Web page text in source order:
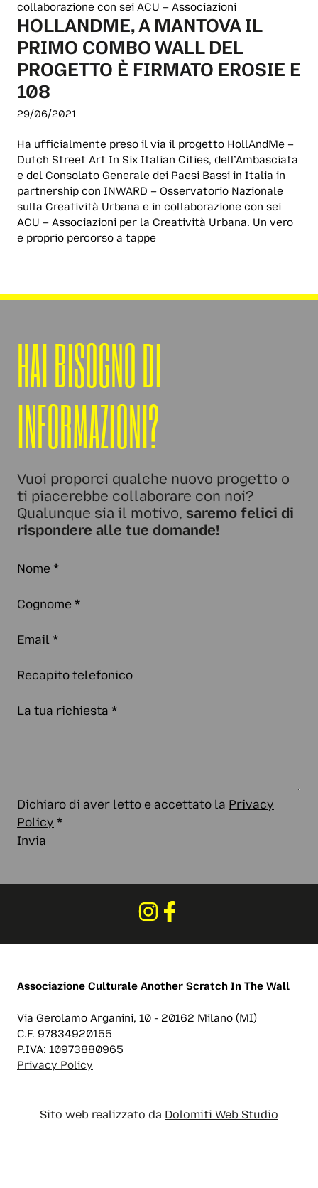
collaborazione con sei ACU – Associazioni
HOLLANDME, A MANTOVA IL
PRIMO COMBO WALL DEL
PROGETTO È FIRMATO EROSIE E
108
29/06/2021
Ha ufficialmente preso il via il progetto HollAndMe –
Dutch Street Art In Six Italian Cities, dell’Ambasciata
e del Consolato Generale dei Paesi Bassi in Italia in
partnership con INWARD – Osservatorio Nazionale
sulla Creatività Urbana e in collaborazione con sei
ACU – Associazioni per la Creatività Urbana. Un vero
e proprio percorso a tappe
HAI BISOGNO DI
INFORMAZIONI?
Vuoi proporci qualche nuovo progetto o
ti piacerebbe collaborare con noi?
Qualunque sia il motivo, saremo felici di
rispondere alle tue domande!
Nome *
Cognome *
Email *
Recapito telefonico
La tua richiesta *
Dichiaro di aver letto e accettato la Privacy
Policy *
Invia
Associazione Culturale Another Scratch In The Wall
Via Gerolamo Arganini, 10 - 20162 Milano (MI)
C.F. 97834920155
P.IVA: 10973880965
Privacy Policy
Sito web realizzato da Dolomiti Web Studio